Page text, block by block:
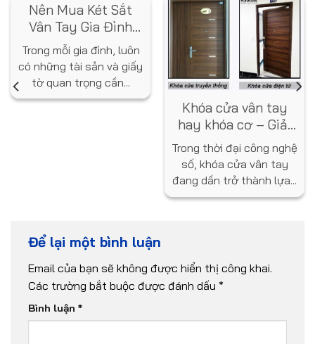
Nên Mua Két Sắt
Vân Tay Gia Đình
Loại Nào? Gợi Ý Từ
Chuyên Gia
Trong mỗi gia đình, luôn
có những tài sản và giấy
tờ quan trọng cần...
Khóa cửa vân tay
hay khóa cơ – Giải
pháp nào tốt hơn
cho ngôi nhà bạn?
Trong thời đại công nghệ
số, khóa cửa vân tay
đang dần trở thành lựa...
Để lại một bình luận
Email của bạn sẽ không được hiển thị công khai.
Các trường bắt buộc được đánh dấu *
Bình luận *